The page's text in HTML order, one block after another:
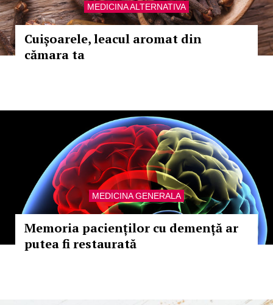
MEDICINA ALTERNATIVA
Cuișoarele, leacul aromat din
cămara ta
MEDICINA GENERALA
Memoria pacienților cu demență ar
putea fi restaurată